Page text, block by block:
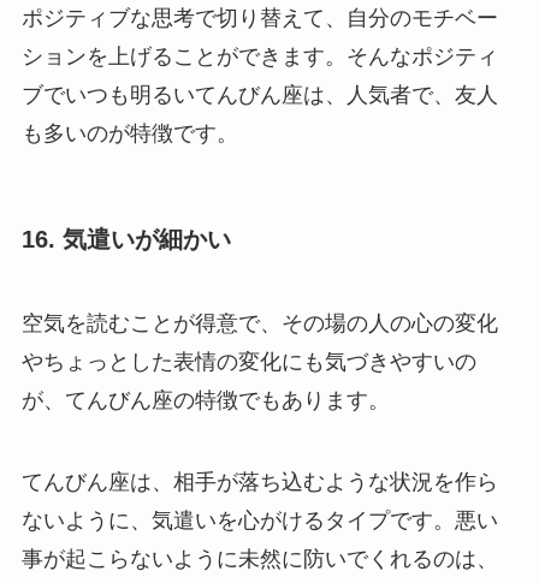
ポジティブな思考で切り替えて、自分のモチベー
ションを上げることができます。そんなポジティ
ブでいつも明るいてんびん座は、人気者で、友人
も多いのが特徴です。
16. 気遣いが細かい
空気を読むことが得意で、その場の人の心の変化
やちょっとした表情の変化にも気づきやすいの
が、てんびん座の特徴でもあります。
てんびん座は、相手が落ち込むような状況を作ら
ないように、気遣いを心がけるタイプです。悪い
事が起こらないように未然に防いでくれるのは、